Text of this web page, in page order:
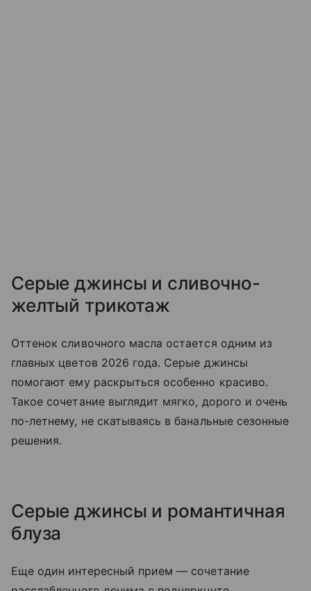
Серые джинсы и сливочно-
желтый трикотаж
Оттенок сливочного масла остается одним из
главных цветов 2026 года. Серые джинсы
помогают ему раскрыться особенно красиво.
Такое сочетание выглядит мягко, дорого и очень
по-летнему, не скатываясь в банальные сезонные
решения.
Серые джинсы и романтичная
блуза
Еще один интересный прием — сочетание